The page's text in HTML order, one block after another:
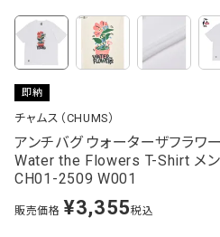
即納
チャムス（CHUMS）
アンチバグ ウォーターザフラワ
Water the Flowers T-Shirt メン
CH01-2509 W001
販売価格 ¥3,355税込